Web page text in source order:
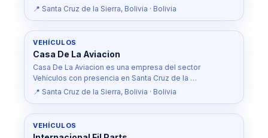
📍 Santa Cruz de la Sierra, Bolivia · Bolivia
VEHÍCULOS
Casa De La Aviacion
Casa De La Aviacion es una empresa del sector
Vehículos con presencia en Santa Cruz de la …
📍 Santa Cruz de la Sierra, Bolivia · Bolivia
VEHÍCULOS